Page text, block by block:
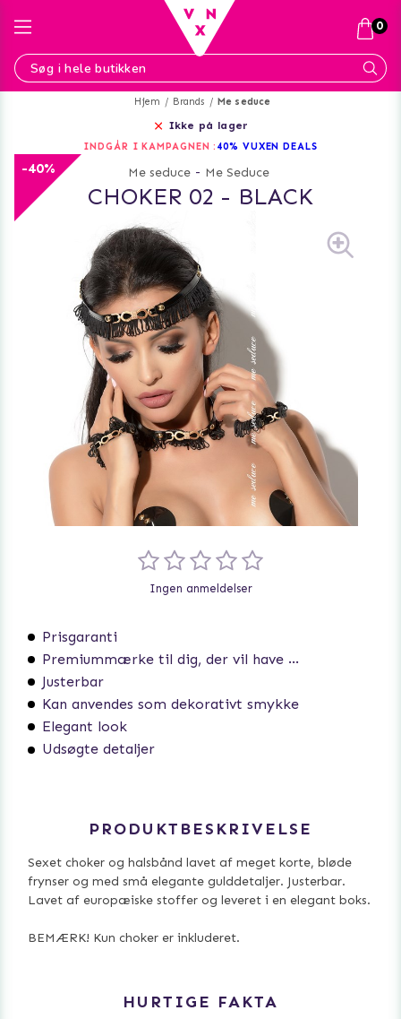
Hjem Brands Me seduce
Ikke på lager
INDGÅR I KAMPAGNEN : 40% VUXEN DEALS
-40% Me seduce - Me Seduce
CHOKER 02 - BLACK
Prisgaranti
Premiummærke til dig, der vil have det bedste
Justerbar
Kan anvendes som dekorativt smykke
Elegant look
Udsøgte detaljer
Ingen anmeldelser
PRODUKTBESKRIVELSE
Sexet choker og halsbånd lavet af meget korte, bløde
frynser og med små elegante gulddetaljer. Justerbar.
Lavet af europæiske stoffer og leveret i en elegant boks.
BEMÆRK! Kun choker er inkluderet.
HURTIGE FAKTA
0